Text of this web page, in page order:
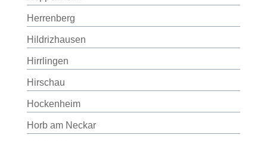
Herrenberg
Hildrizhausen
Hirrlingen
Hirschau
Hockenheim
Horb am Neckar